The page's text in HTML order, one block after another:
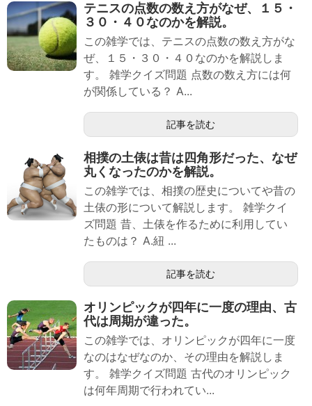
テニスの点数の数え方がなぜ、１５・
３０・４０なのかを解説。
この雑学では、テニスの点数の数え方がな
ぜ、１５・３０・４０なのかを解説しま
す。 雑学クイズ問題 点数の数え方には何
が関係している？ A...
記事を読む
相撲の土俵は昔は四角形だった、なぜ
丸くなったのかを解説。
この雑学では、相撲の歴史についてや昔の
土俵の形について解説します。 雑学クイ
ズ問題 昔、土俵を作るために利用してい
たものは？ A.紐 ...
記事を読む
オリンピックが四年に一度の理由、古
代は周期が違った。
この雑学では、オリンピックが四年に一度
なのはなぜなのか、その理由を解説しま
す。 雑学クイズ問題 古代のオリンピック
は何年周期で行われてい...